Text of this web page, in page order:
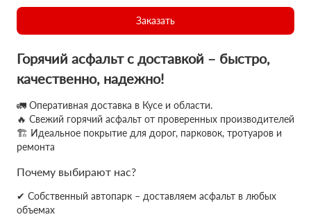
Заказать
Горячий асфальт с доставкой – быстро,
качественно, надежно!
🚛 Оперативная доставка в Кусе и области.
🔥 Свежий горячий асфальт от проверенных производителей
🏗 Идеальное покрытие для дорог, парковок, тротуаров и
ремонта
Почему выбирают нас?
✔ Собственный автопарк – доставляем асфальт в любых
объемах